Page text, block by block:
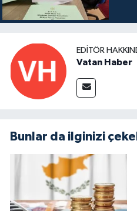
EDITÖR
Vatan Haber
Bunlar da ilginizi